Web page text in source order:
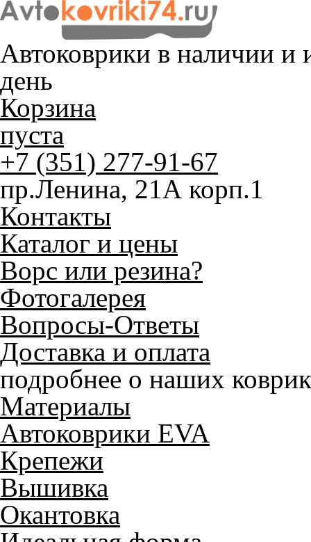
Автоковрики в наличии и
день
Корзина
пуста
+7 (351) 277-91-67
пр.Ленина, 21А корп.1
Контакты
Каталог и цены
Ворс или резина?
Фотогалерея
Вопросы-Ответы
Доставка и оплата
подробнее о наших
Материалы
Автоковрики EVA
Крепежи
Вышивка
Окантовка